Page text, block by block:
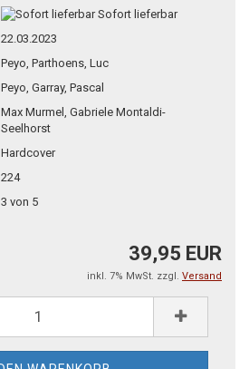
Sofort lieferbar
22.03.2023
Peyo, Parthoens, Luc
Peyo, Garray, Pascal
Max Murmel, Gabriele Montaldi-
Seelhorst
Hardcover
224
3 von 5
39,95 EUR
inkl. 7% MwSt. zzgl. Versand